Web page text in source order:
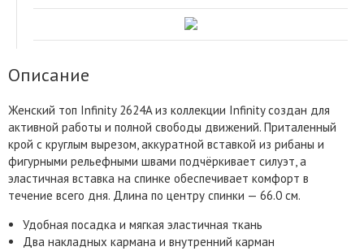
Описание
Женский топ Infinity 2624A из коллекции Infinity создан для
активной работы и полной свободы движений. Приталенный
крой с круглым вырезом, аккуратной вставкой из рибаны и
фигурными рельефными швами подчёркивает силуэт, а
эластичная вставка на спинке обеспечивает комфорт в
течение всего дня. Длина по центру спинки — 66.0 см.
Удобная посадка и мягкая эластичная ткань
Два накладных кармана и внутренний карман